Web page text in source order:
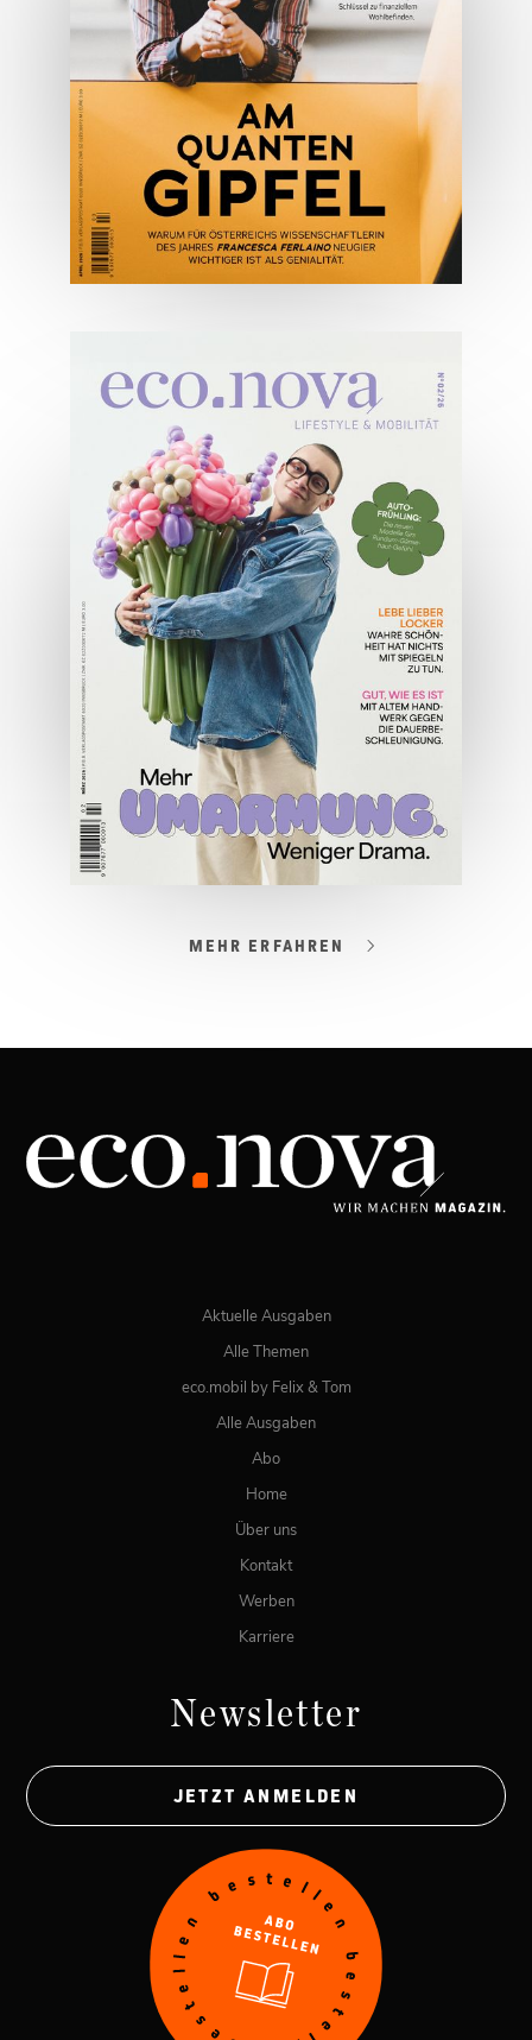
JETZT BESTELLEN
ONLINE LESEN
04/2026
Wirtschaftsausgabe April 2026
JETZT BESTELLEN
ONLINE LESEN
03/2026
JETZT BESTELLEN
MEHR ERFAHREN
Aktuelle Ausgaben
Alle Themen
eco.mobil by Felix & Tom
Alle Ausgaben
Abo
Home
Über uns
Kontakt
Werben
Karriere
Newsletter
JETZT ANMELDEN